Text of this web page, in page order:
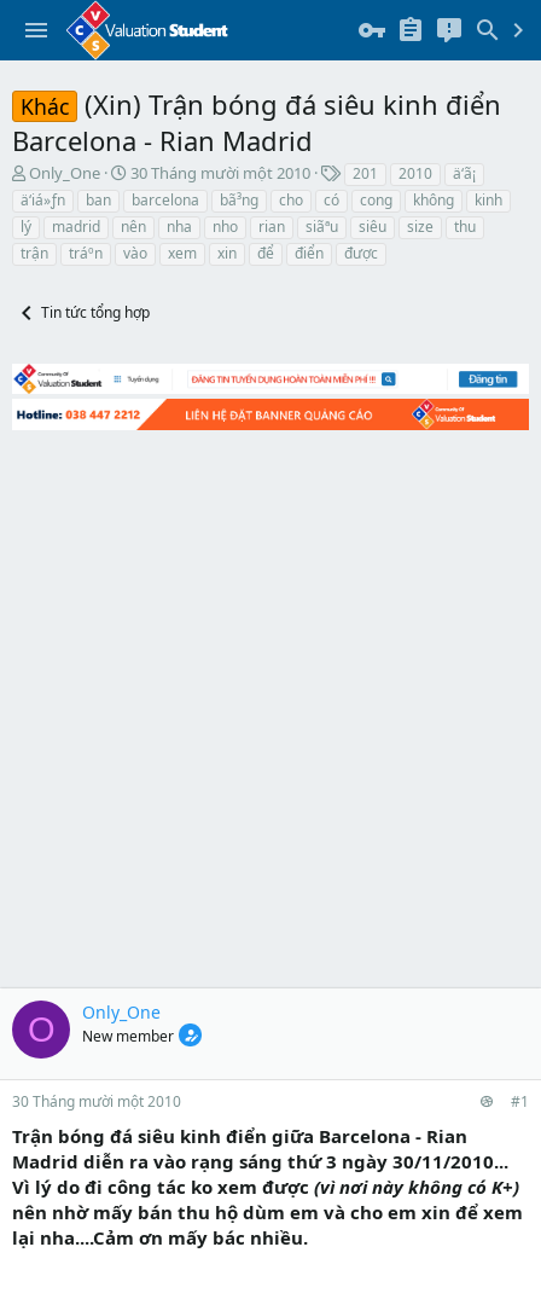
Khác (Xin) Trận bóng đá siêu kinh điển
Barcelona - Rian Madrid
T
h
r
e
a
s
t
r
t
e
Only_One
N
g
à
y
b
đ
30 Tháng mười một 2010 201 2010
ä‘ã¡
ä‘iá»ƒn
ban barcelona bã³ng cho có cong không
kinh
lý
madrid nên nha nho rian siãªu siêu size
thu
trận
tráº­n vào xem xin để điển được
Tin tức tổng hợp
O Only_One
New member
30 Tháng mười một 2010 #1
Trận bóng đá siêu kinh điển giữa Barcelona - Rian
Madrid diễn ra vào rạng sáng thứ 3 ngày 30/11/2010...
Vì lý do đi công tác ko xem được (vì nơi này không có K+)
nên nhờ mấy bán thu hộ dùm em và cho em xin để xem
lại nha....Cảm ơn mấy bác nhiều.